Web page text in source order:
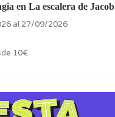
en La escalera de Jacob
al 27/09/2026
10€